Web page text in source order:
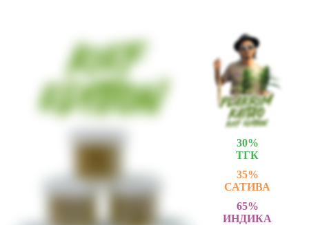
30%
ТГК
35%
САТИВА
65%
ИНДИКА